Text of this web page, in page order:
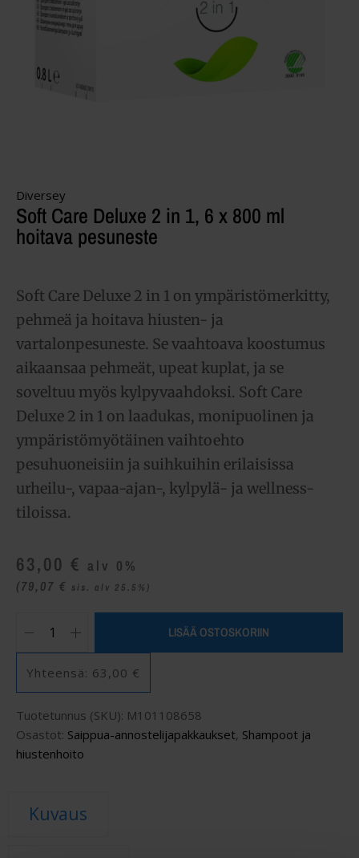
Diversey
Soft Care Deluxe 2 in 1, 6 x 800 ml
hoitava pesuneste
Soft Care Deluxe 2 in 1 on ympäristömerkitty,
pehmeä ja hoitava hiusten- ja
vartalonpesuneste. Se vaahtoava koostumus
aikaansaa pehmeät, upeat kuplat, ja se
soveltuu myös kylpyvaahdoksi. Soft Care
Deluxe 2 in 1 on laadukas, monipuolinen ja
ympäristömyötäinen vaihtoehto
pesuhuoneisiin ja suihkuihin erilaisissa
urheilu-, vapaa-ajan-, kylpylä- ja wellness-
tiloissa.
63,00 € alv 0%
(79,07 € sis. alv 25.5%)
LISÄÄ OSTOSKORIIN
Yhteensä: 63,00 €
Tuotetunnus (SKU): M101108658
Osastot: Saippua-annostelijapakkaukset, Shampoot ja
hiustenhoito
Kuvaus